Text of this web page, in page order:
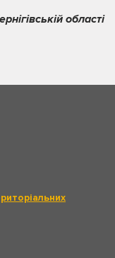
області